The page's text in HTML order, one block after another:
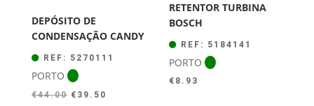
DEPÓSITO DE
CONDENSAÇÃO CANDY
REF: 5270111
PORTO
€44.00 O
€ 39.50
RETENTOR TURBINA
BOSCH
REF: 5184141
PORTO
€ 8.93